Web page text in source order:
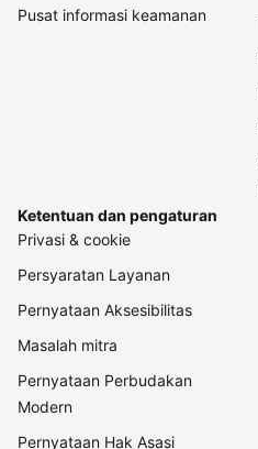
Pusat informasi keamanan
Ketentuan dan pengaturan
Privasi & cookie
Persyaratan Layanan
Pernyataan Aksesibilitas
Masalah mitra
Pernyataan Perbudakan
Modern
Pernyataan Hak Asasi